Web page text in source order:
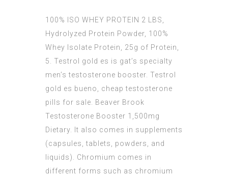
100% ISO WHEY PROTEIN 2 LBS,
Hydrolyzed Protein Powder, 100%
Whey Isolate Protein, 25g of Protein,
5. Testrol gold es is gat’s specialty
men’s testosterone booster. Testrol
gold es bueno, cheap testosterone
pills for sale. Beaver Brook
Testosterone Booster 1,500mg
Dietary. It also comes in supplements
(capsules, tablets, powders, and
liquids). Chromium comes in
different forms such as chromium